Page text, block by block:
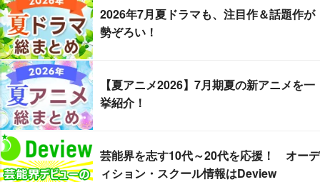
2026年7月夏ドラマも、注目作＆話題作が
勢ぞろい！
【夏アニメ2026】7月期夏の新アニメを一
挙紹介！
芸能界を志す10代～20代を応援！ オーデ
ィション・スクール情報はDeview